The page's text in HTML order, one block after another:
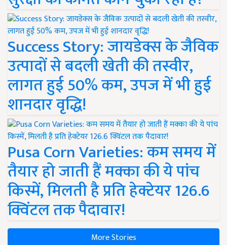
Success Story: जायडेक्स के जैविक
उत्पादों से बदली खेती की तस्वीर,
लागत हुई 50% कम, उपज में भी हुई
शानदार वृद्धि!
Pusa Corn Varieties: कम समय में
तैयार हो जाती हैं मक्का की ये पांच
किस्में, मिलती है प्रति हेक्टेयर 126.6
क्विंटल तक पैदावार!
More Stories